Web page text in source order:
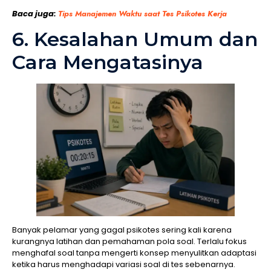
Baca juga: Tips Manajemen Waktu saat Tes Psikotes Kerja
6. Kesalahan Umum dan
Cara Mengatasinya
Banyak pelamar yang gagal psikotes sering kali karena
kurangnya latihan dan pemahaman pola soal. Terlalu fokus
menghafal soal tanpa mengerti konsep menyulitkan adaptasi
ketika harus menghadapi variasi soal di tes sebenarnya.